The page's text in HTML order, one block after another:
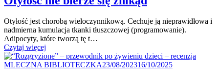
Otyłość jest chorobą wieloczynnikową. Cechuje ją nieprawidłowa i
nadmierna kumulacja tkanki tłuszczowej (programowanie).
Adipocyty, które tworzą tę t…
Czytaj więcej
nie bierze
się
Kategoria
MLECZNA BIBLIOTECZKAPosted
23/08/202316/10/2025